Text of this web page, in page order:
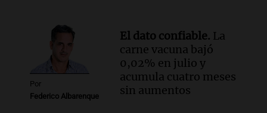
Por
Federico Albarenque
El dato confiable. La
carne vacuna bajó
0,02% en julio y
acumula cuatro meses
sin aumentos